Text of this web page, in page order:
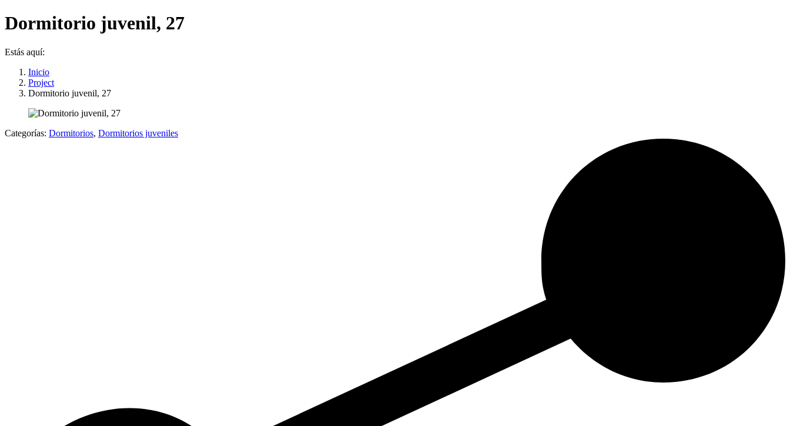
Dormitorio juvenil, 27
Estás aquí:
Inicio
Project
Dormitorio juvenil, 27
Categorías: Dormitorios, Dormitorios juveniles